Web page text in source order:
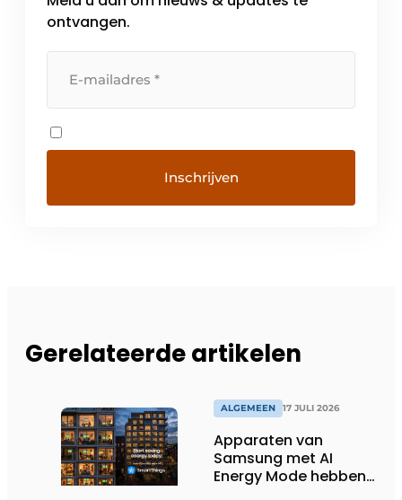
ontvangen.
Gerelateerde artikelen
ALGEMEEN 17 JULI 2026
Apparaten van
Samsung met AI
Energy Mode hebben